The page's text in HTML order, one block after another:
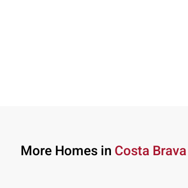
More Homes in Costa Brava